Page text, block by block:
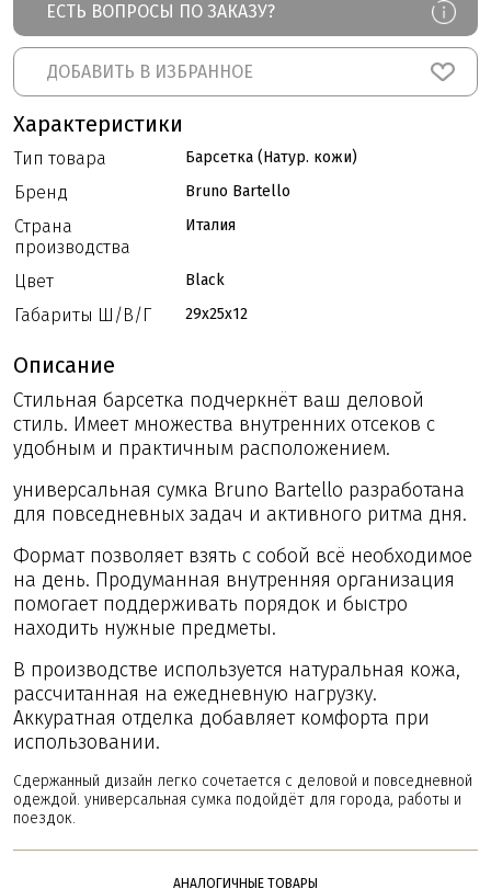
ЕСТЬ ВОПРОСЫ ПО ЗАКАЗУ?
ДОБАВИТЬ В ИЗБРАННОЕ
Характеристики
Тип товара Барсетка (Натур. кожи)
Бренд Bruno Bartello
Страна
производства
Италия
Цвет Black
Габариты Ш/В/Г 29x25x12
Описание
Стильная барсетка подчеркнёт ваш деловой
стиль. Имеет множества внутренних отсеков с
удобным и практичным расположением.
универсальная сумка Bruno Bartello разработана
для повседневных задач и активного ритма дня.
Формат позволяет взять с собой всё необходимое
на день. Продуманная внутренняя организация
помогает поддерживать порядок и быстро
находить нужные предметы.
В производстве используется натуральная кожа,
рассчитанная на ежедневную нагрузку.
Аккуратная отделка добавляет комфорта при
использовании.
Сдержанный дизайн легко сочетается с деловой и повседневной
одеждой. универсальная сумка подойдёт для города, работы и
поездок.
АНАЛОГИЧНЫЕ ТОВАРЫ